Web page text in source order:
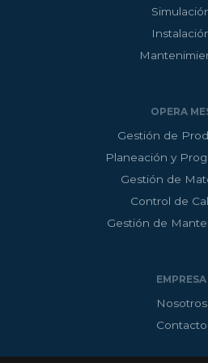
OPERA
Gestión de
Planeación y
Gestión de
Control de
Gestión de
EMPRESA
Nosotros
Contacto